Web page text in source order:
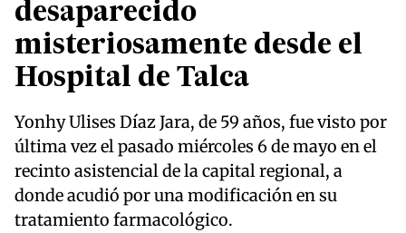
desaparecido
misteriosamente desde el
Hospital de Talca
Yonhy Ulises Díaz Jara, de 59 años, fue visto por
última vez el pasado miércoles 6 de mayo en el
recinto asistencial de la capital regional, a
donde acudió por una modificación en su
tratamiento farmacológico.